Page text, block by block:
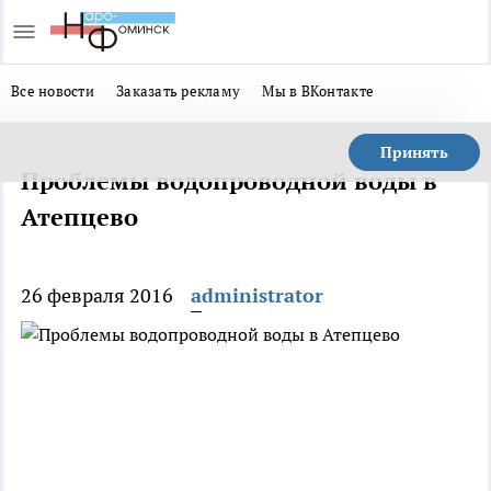
Все новости Заказать рекламу Мы в ВКонтакте
Принять
Проблемы водопроводной воды в
Атепцево
26 февраля 2016 administrator